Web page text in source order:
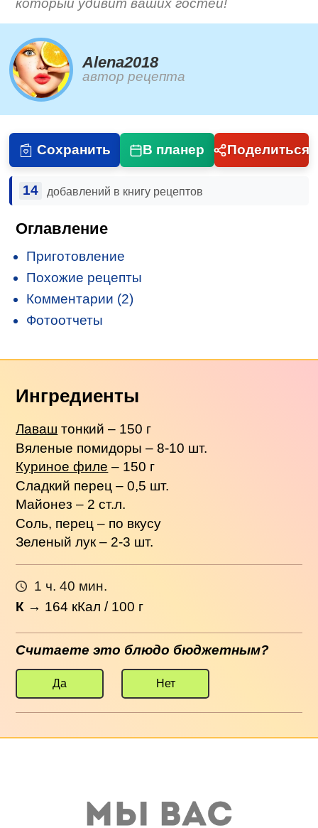
который удивит ваших гостей!
Alena2018
автор рецепта
Сохранить В планер Поделиться
14 добавлений в книгу рецептов
Оглавление
Приготовление
Похожие рецепты
Комментарии (2)
Фотоотчеты
Ингредиенты
Лаваш тонкий – 150 г
Вяленые помидоры – 8-10 шт.
Куриное филе – 150 г
Сладкий перец – 0,5 шт.
Майонез – 2 ст.л.
Соль, перец – по вкусу
Зеленый лук – 2-3 шт.
1 ч. 40 мин.
К → 164 кКал / 100 г
Считаете это блюдо бюджетным?
Да Нет